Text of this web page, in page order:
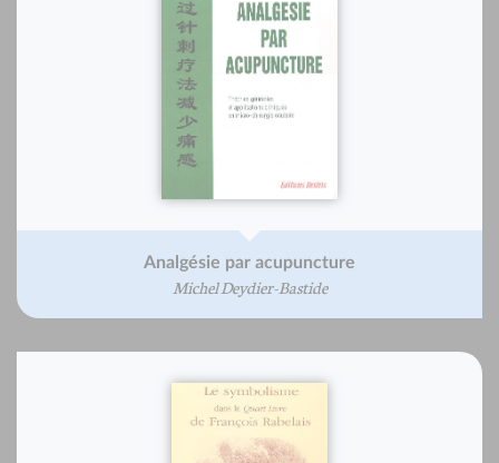
Analgésie par acupuncture
Michel Deydier-Bastide